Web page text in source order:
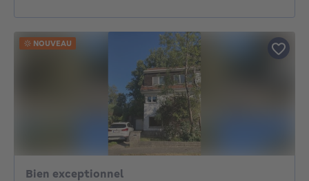
Bien exceptionnel
NOUVEAU